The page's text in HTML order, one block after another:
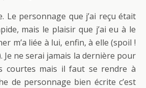
Le personnage que j’ai reçu était
mais le plaisir que j’ai eu à le
m’a liée à lui, enfin, à elle (spoil !
Je ne serai jamais la dernière pour
courtes mais il faut se rendre à
de personnage bien écrite c’est